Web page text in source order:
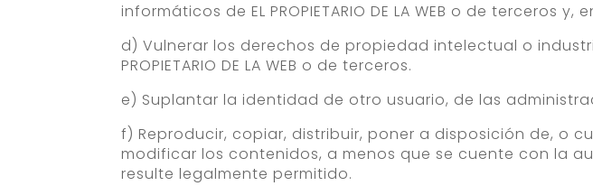
informáticos de EL PROPIETARIO DE LA WEB o de terceros
d) Vulnerar los derechos de propiedad intelectual o
PROPIETARIO DE LA WEB o de terceros.
e) Suplantar la identidad de otro usuario, de las
f) Reproducir, copiar, distribuir, poner a disposición de, o
modificar los contenidos, a menos que se cuente con la
resulte legalmente permitido.